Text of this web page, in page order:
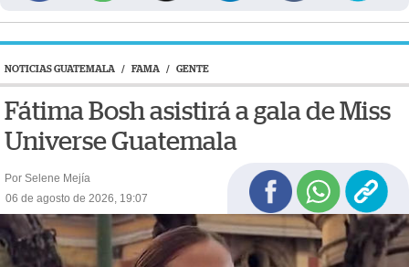
NOTICIAS GUATEMALA / FAMA / GENTE
Fátima Bosh asistirá a gala de Miss
Universe Guatemala
Por Selene Mejía
06 de agosto de 2026, 19:07